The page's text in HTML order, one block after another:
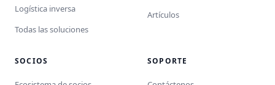
Logística inversa
Todas las soluciones
Artículos
SOCIOS SOPORTE